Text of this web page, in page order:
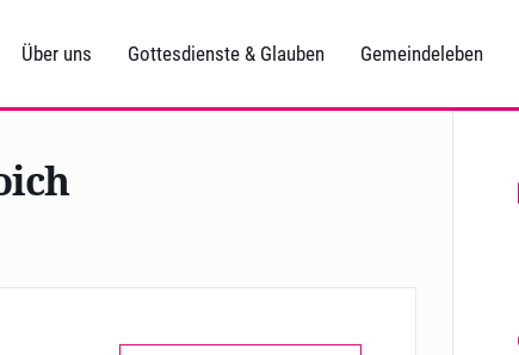
Über uns Gottesdienste & Glauben Gemeindeleben